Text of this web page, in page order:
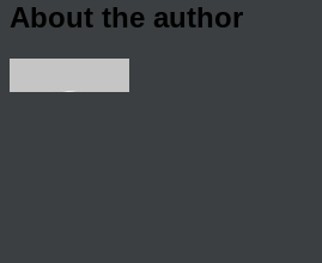
About the author